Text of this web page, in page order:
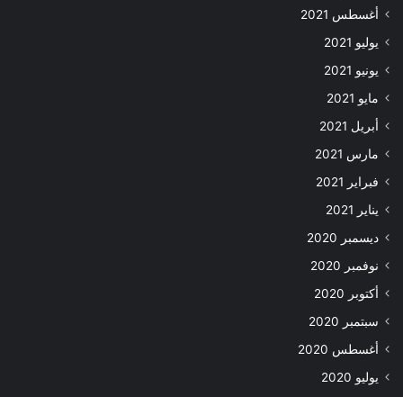
أغسطس 2021
يوليو 2021
يونيو 2021
مايو 2021
أبريل 2021
مارس 2021
فبراير 2021
يناير 2021
ديسمبر 2020
نوفمبر 2020
أكتوبر 2020
سبتمبر 2020
أغسطس 2020
يوليو 2020